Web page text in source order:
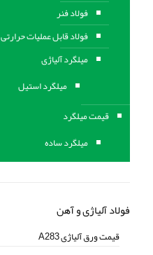
فولاد فنر
فولاد قابل عملیات حرارتی
ميلگرد آلیاژی
میلگرد استیل
قیمت میلگرد
میلگرد ساده
فولاد آلیاژی و آهن
قیمت ورق آلیاژی A283